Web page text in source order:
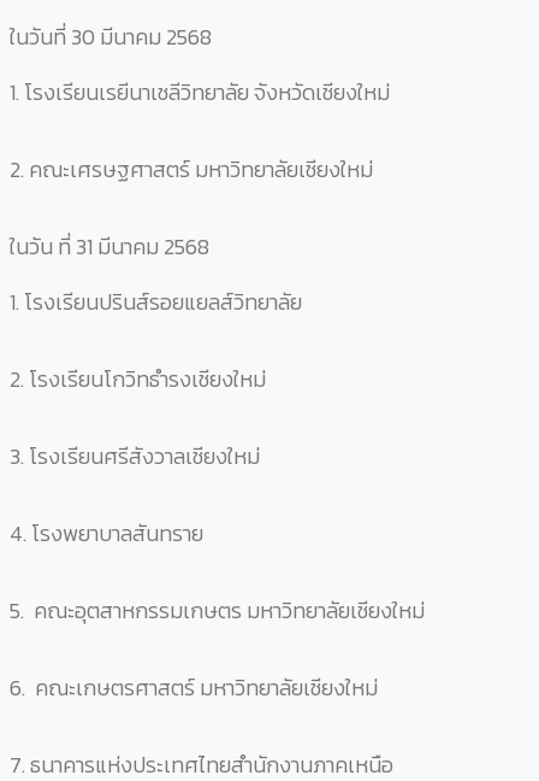
ในวันที่ 30 มีนาคม 2568
1. โรงเรียนเรยีนาเชลีวิทยาลัย จังหวัดเชียงใหม่
2. คณะเศรษฐศาสตร์ มหาวิทยาลัยเชียงใหม่
ในวัน ที่ 31 มีนาคม 2568
1. โรงเรียนปรินส์รอยแยลส์วิทยาลัย
2. โรงเรียนโกวิทธำรงเชียงใหม่
3. โรงเรียนศรีสังวาลเชียงใหม่
4. โรงพยาบาลสันทราย
5. คณะอุตสาหกรรมเกษตร มหาวิทยาลัยเชียงใหม่
6. คณะเกษตรศาสตร์ มหาวิทยาลัยเชียงใหม่
7. ธนาคารแห่งประเทศไทยสำนักงานภาคเหนือ